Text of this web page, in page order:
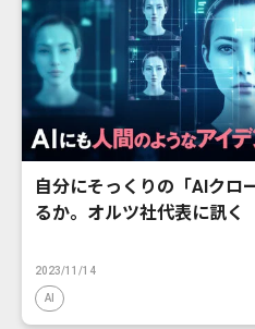
自分にそっくりの「AIクロ
るか。オルツ社代表に訊く
2023/11/14
AI